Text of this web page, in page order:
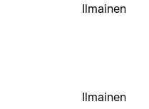
Ilmainen
Ilmainen